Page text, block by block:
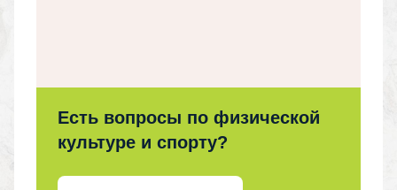
Есть вопросы по физической
культуре и спорту?